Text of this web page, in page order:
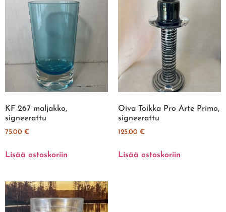
KF 267 maljakko,
signeerattu
75.00 €
Lisää ostoskoriin
Oiva Toikka Pro Arte Primo,
signeerattu
125.00 €
Lisää ostoskoriin